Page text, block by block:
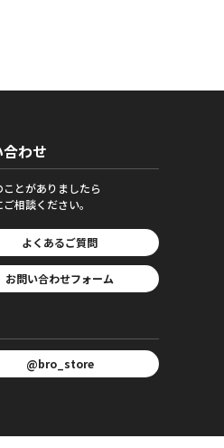
わせ
ことがありましたら
相談ください。
よくあるご質問
お問い合わせフォーム
@bro_store